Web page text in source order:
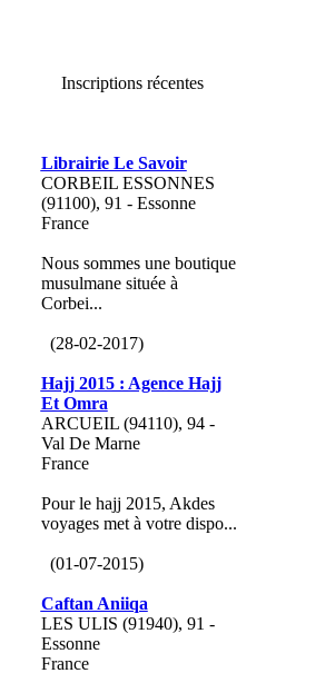
Inscriptions récentes
Librairie Le Savoir
CORBEIL ESSONNES
(91100), 91 - Essonne
France
Nous sommes une boutique
musulmane située à
Corbei...
(28-02-2017)
Hajj 2015 : Agence Hajj
Et Omra
ARCUEIL (94110), 94 -
Val De Marne
France
Pour le hajj 2015, Akdes
voyages met à votre dispo...
(01-07-2015)
Caftan Aniiqa
LES ULIS (91940), 91 -
Essonne
France